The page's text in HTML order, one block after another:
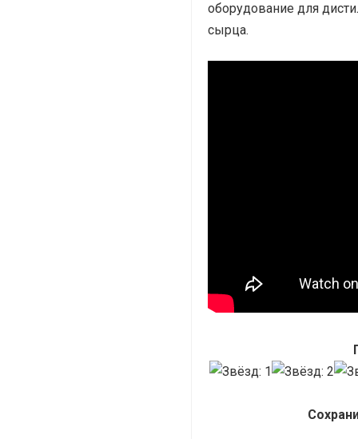
оборудование для
сырца.